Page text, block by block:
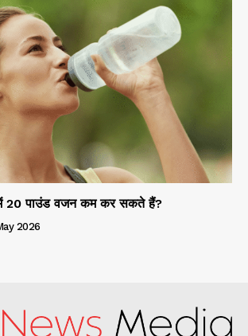
20 पाउंड वजन कम कर सकते हैं?
2026